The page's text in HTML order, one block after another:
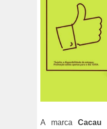
A marcaCacau